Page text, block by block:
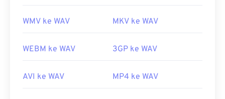
WMV ke WAV MKV ke WAV
WEBM ke WAV 3GP ke WAV
AVI ke WAV MP4 ke WAV